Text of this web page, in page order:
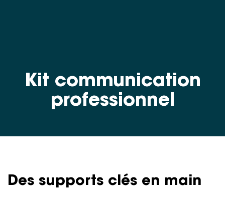
Scolaires & Centre de Loisirs
Professionnels
Nos copilotes
Kit communication
professionnel
Des supports clés en main